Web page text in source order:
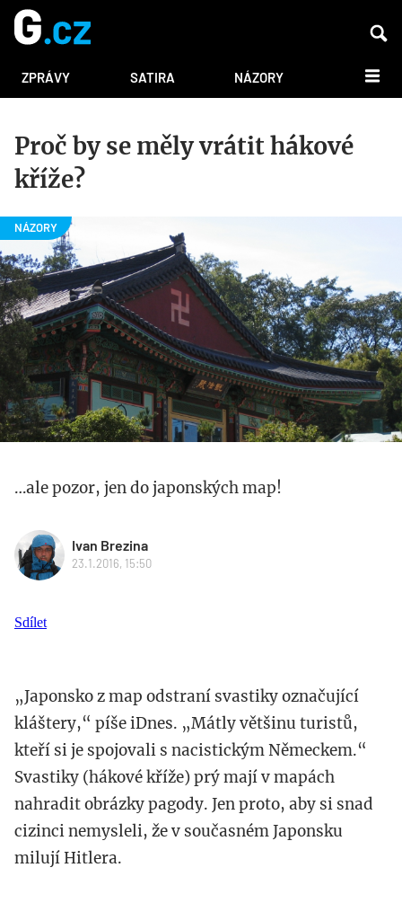
ZPRÁVY SATIRA NÁZORY DALŠÍ
Proč by se měly vrátit hákové
kříže?
…ale pozor, jen do japonských map!
Ivan Brezina
23.1.2016, 15:50
Sdílet
„Japonsko z map odstraní svastiky označující
kláštery,“ píše iDnes. „Mátly většinu turistů,
kteří si je spojovali s nacistickým Německem.“
Svastiky (hákové kříže) prý mají v mapách
nahradit obrázky pagody. Jen proto, aby si snad
cizinci nemysleli, že v současném Japonsku
milují Hitlera.